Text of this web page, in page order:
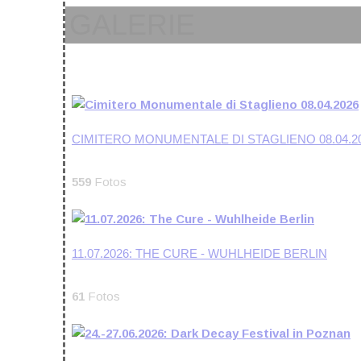
CIMITERO MONUMENTALE DI STAGLIENO
559 Fotos
11.07.2026: THE CURE - WUHLHEIDE BERLIN
61 Fotos